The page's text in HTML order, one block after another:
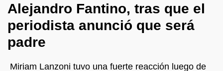
Alejandro Fantino, tras que el
periodista anunció que será
padre
Miriam Lanzoni tuvo una fuerte reacción luego de